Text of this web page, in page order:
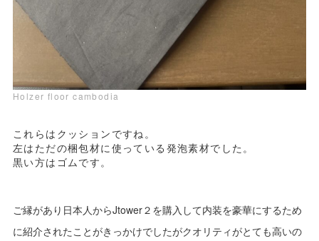
Holzer floor cambodia
これらはクッションですね。
左はただの梱包材に使っている発泡素材でした。
黒い方はゴムです。
ご縁があり日本人からJtower２を購入して内装を豪華にするため
に紹介されたことがきっかけでしたがクオリティがとても高いの